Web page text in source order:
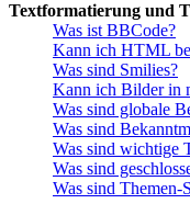
Textformatierung und
Was ist BBCode?
Kann ich HTML
Was sind Smilies?
Kann ich Bilder in
Was sind globale
Was sind
Was sind wichtige
Was sind
Was sind Themen-